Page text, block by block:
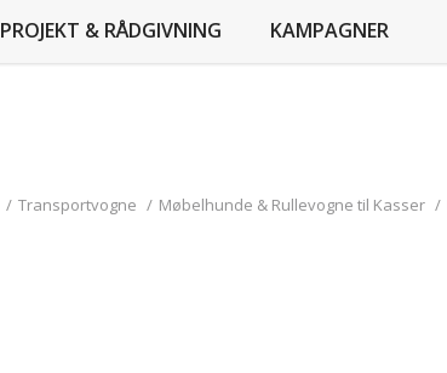
PROJEKT & RÅDGIVNING KAMPAGNER
/ Transportvogne / Møbelhunde & Rullevogne til Kasser /